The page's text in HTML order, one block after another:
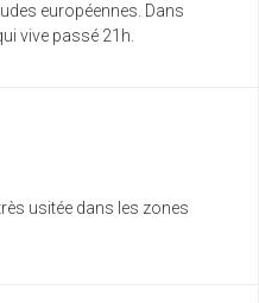
européennes. Dans
vive passé 21h.
usitée dans les zones